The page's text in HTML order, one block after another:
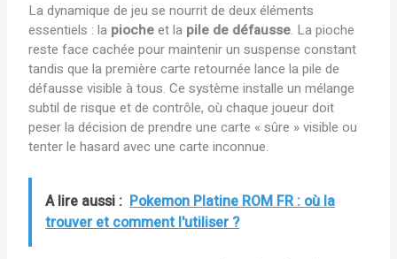
La dynamique de jeu se nourrit de deux éléments
essentiels : la piocheet la pile de défausse. La pioche
reste face cachée pour maintenir un suspense constant
tandis que la première carte retournée lance la pile de
défausse visible à tous. Ce système installe un mélange
subtil de risque et de contrôle, où chaque joueur doit
peser la décision de prendre une carte « sûre » visible ou
tenter le hasard avec une carte inconnue.
A lire aussi : Pokemon Platine ROM FR : où la
trouver et comment l'utiliser ?